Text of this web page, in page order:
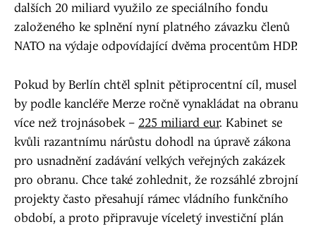
dalších 20 miliard využilo ze speciálního fondu
založeného ke splnění nyní platného závazku členů
NATO na výdaje odpovídající dvěma procentům HDP.
Pokud by Berlín chtěl splnit pětiprocentní cíl, musel
by podle kancléře Merze ročně vynakládat na obranu
více než trojnásobek – 225 miliard eur. Kabinet se
kvůli razantnímu nárůstu dohodl na úpravě zákona
pro usnadnění zadávání velkých veřejných zakázek
pro obranu. Chce také zohlednit, že rozsáhlé zbrojní
projekty často přesahují rámec vládního funkčního
období, a proto připravuje víceletý investiční plán